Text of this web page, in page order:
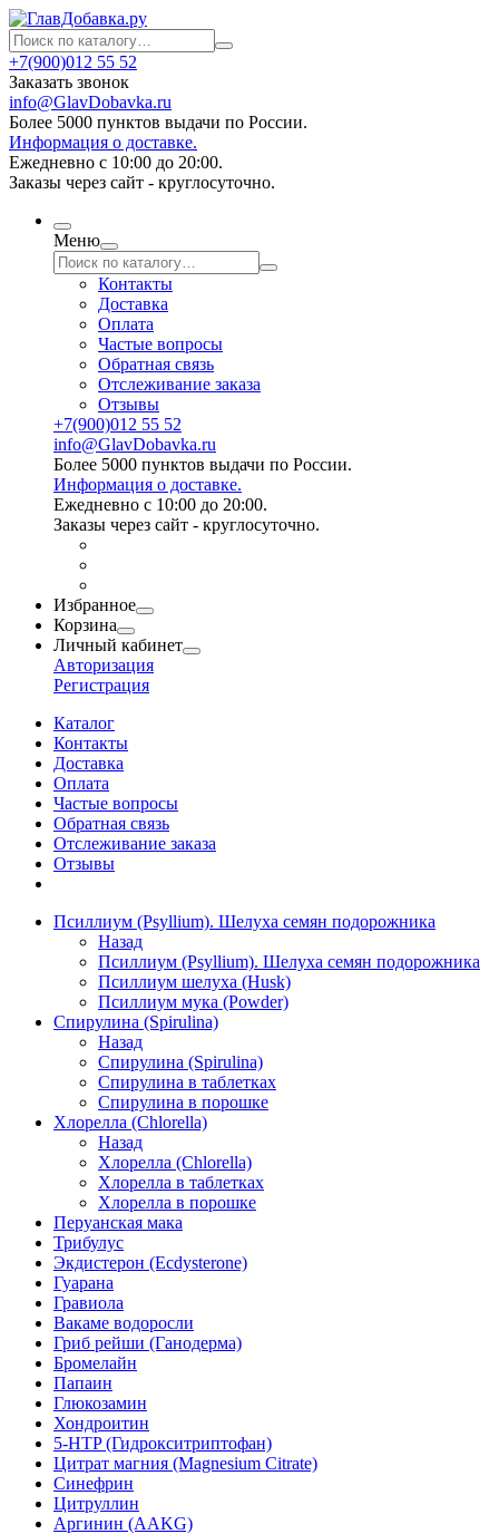
+7(900)012 55 52
Заказать звонок
info@GlavDobavka.ru
Более 5000 пунктов выдачи по России.
Информация о доставке.
Ежедневно с 10:00 до 20:00.
Заказы через сайт - круглосуточно.
Меню
Контакты
Доставка
Оплата
Частые вопросы
Обратная связь
Отслеживание заказа
Отзывы
+7(900)012 55 52
info@GlavDobavka.ru
Более 5000 пунктов выдачи по России.
Информация о доставке.
Ежедневно с 10:00 до 20:00.
Заказы через сайт - круглосуточно.
Избранное
Корзина
Личный кабинет
Авторизация
Регистрация
Каталог
Контакты
Доставка
Оплата
Частые вопросы
Обратная связь
Отслеживание заказа
Отзывы
Псиллиум (Psyllium). Шелуха семян подорожника
Назад
Псиллиум (Psyllium). Шелуха семян подорожника
Псиллиум шелуха (Husk)
Псиллиум мука (Powder)
Спирулина (Spirulina)
Назад
Спирулина (Spirulina)
Спирулина в таблетках
Спирулина в порошке
Хлорелла (Chlorella)
Назад
Хлорелла (Chlorella)
Хлорелла в таблетках
Хлорелла в порошке
Перуанская мака
Трибулус
Экдистерон (Ecdysterone)
Гуарана
Гравиола
Вакаме водоросли
Гриб рейши (Ганодерма)
Бромелайн
Папаин
Глюкозамин
Хондроитин
5-HTP (Гидрокситриптофан)
Цитрат магния (Magnesium Citrate)
Синефрин
Цитруллин
Аргинин (AAKG)